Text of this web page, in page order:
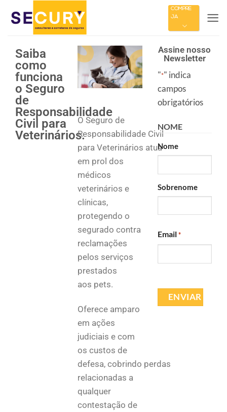
COMPRE
JÁ
Saiba
como
funciona
o Seguro
de
Responsabilidade
Civil para
Veterinários.
O Seguro de
Responsabilidade Civil
para Veterinários atua
em prol dos
médicos
veterinários e
clínicas,
protegendo o
segurado contra
reclamações
pelos serviços
prestados
aos pets.
Oferece amparo
em ações
judiciais e com
os custos de
defesa, cobrindo perdas
relacionadas a
qualquer
contestação de
Assine nosso
Newsletter
"*" indica
campos
obrigatórios
NOME
Nome
Sobrenome
Email *